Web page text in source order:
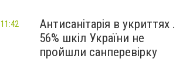
Антисанітарія в укриттях .
56% шкіл України не
пройшли санперевірку
11:42